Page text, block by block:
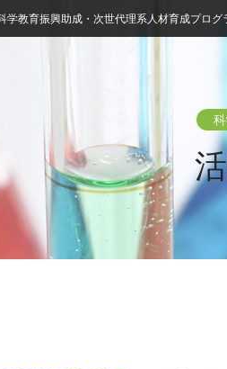
学教育振興助成・次世代理系人材育成プログ